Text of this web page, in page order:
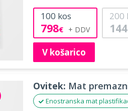
100 kos
798€
200
V košarico
Ovitek: Mat
Enostranska mat